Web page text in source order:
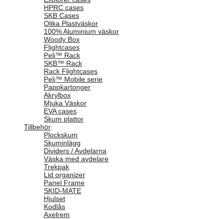
HPRC cases
SKB Cases
Olika Plastväskor
100% Aluminium väskor
Woody Box
Flightcases
Peli™ Rack
SKB™ Rack
Rack Flightcases
Peli™ Mobile serie
Pappkartonger
Akrylbox
Mjuka Väskor
EVA cases
Skum plattor
Tillbehör
Plockskum
Skuminlägg
Dividers / Avdelarna
Väska med avdelare
Trekpak
Lid organizer
Panel Frame
SKID-MATE
Hjulset
Kodlås
Axelrem